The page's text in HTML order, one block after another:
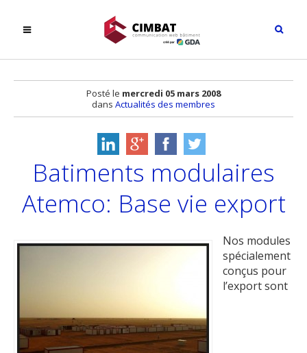
Posté le mercredi 05 mars 2008
dans Actualités des membres
Batiments modulaires
Atemco: Base vie export
Nos modules
spécialement
conçus pour
l’export sont